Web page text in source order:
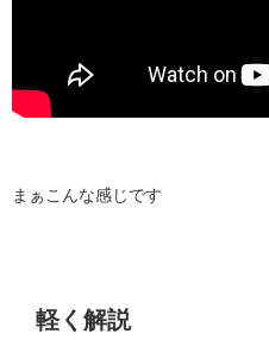
まぁこんな感じです
軽く解説